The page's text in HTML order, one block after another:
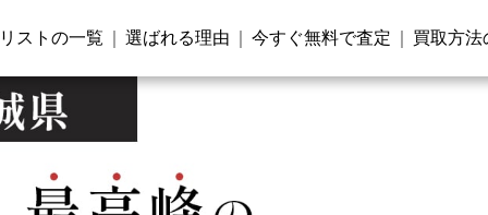
ストの一覧 選ばれる理由 今すぐ無料で査定 買取方法